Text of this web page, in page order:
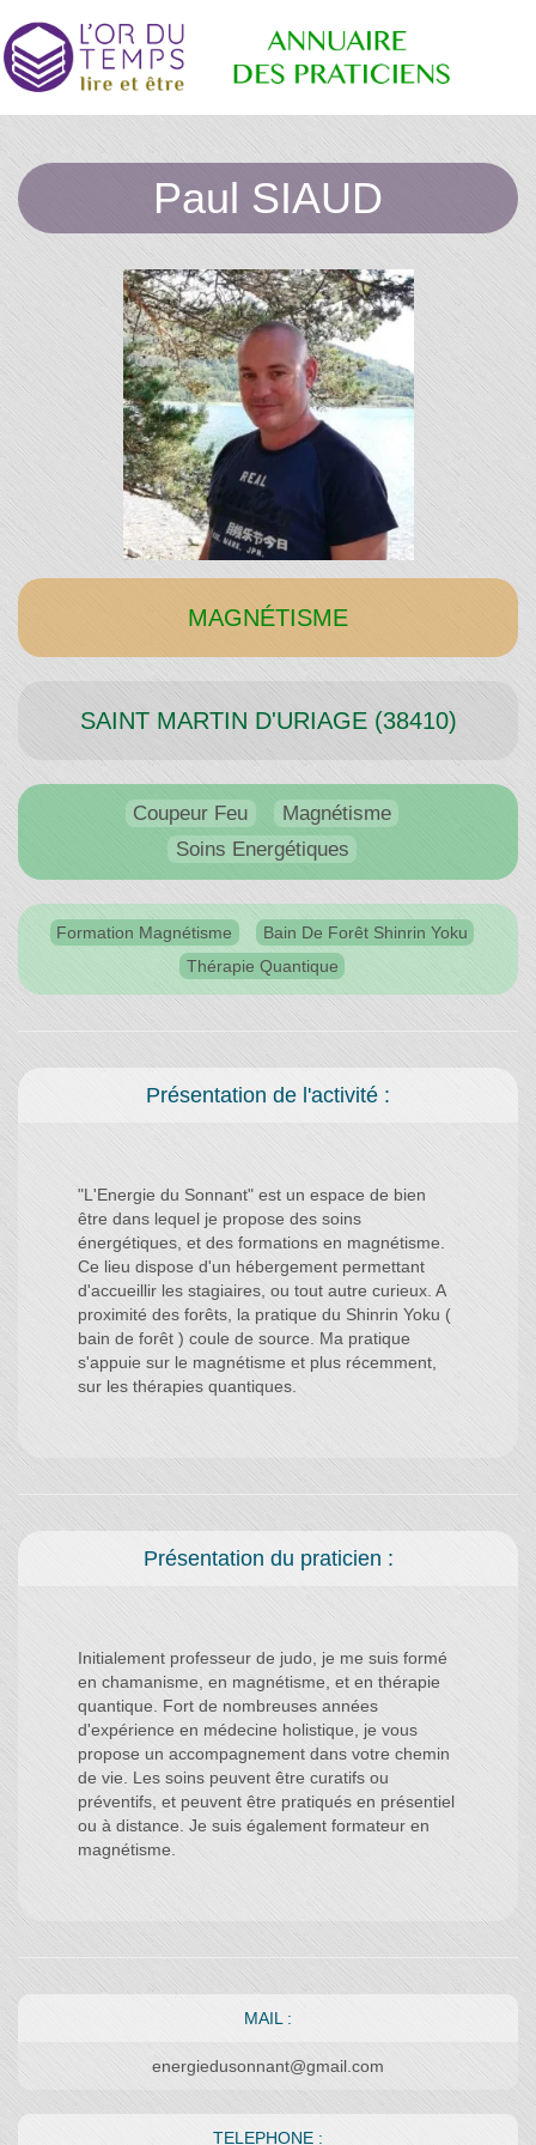
Annuaire
des
Praticiens
"L'Or du
Temps"
praticiens
conseillé
Paul SIAUD
MAGNÉTISME
SAINT MARTIN D'URIAGE (38410)
Coupeur Feu
Magnétisme
Soins Energétiques
Formation Magnétisme
Bain De Forêt Shinrin Yoku
Thérapie Quantique
Présentation de l'activité :
"L'Energie du Sonnant" est un espace de bien
être dans lequel je propose des soins
énergétiques, et des formations en magnétisme.
Ce lieu dispose d'un hébergement permettant
d'accueillir les stagiaires, ou tout autre curieux. A
proximité des forêts, la pratique du Shinrin Yoku (
bain de forêt ) coule de source. Ma pratique
s'appuie sur le magnétisme et plus récemment,
sur les thérapies quantiques.
Présentation du praticien :
Initialement professeur de judo, je me suis formé
en chamanisme, en magnétisme, et en thérapie
quantique. Fort de nombreuses années
d'expérience en médecine holistique, je vous
propose un accompagnement dans votre chemin
de vie. Les soins peuvent être curatifs ou
préventifs, et peuvent être pratiqués en présentiel
ou à distance. Je suis également formateur en
magnétisme.
MAIL :
energiedusonnant@gmail.com
TELEPHONE :